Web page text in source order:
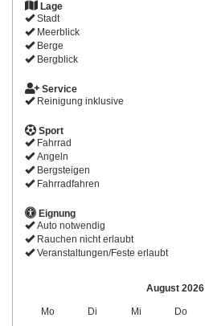
Lage
Stadt
Meerblick
Berge
Bergblick
Service
Reinigung inklusive
Sport
Fahrrad
Angeln
Bergsteigen
Fahrradfahren
Eignung
Auto notwendig
Rauchen nicht erlaubt
Veranstaltungen/Feste erlaubt
August 2026
Mo Di Mi Do